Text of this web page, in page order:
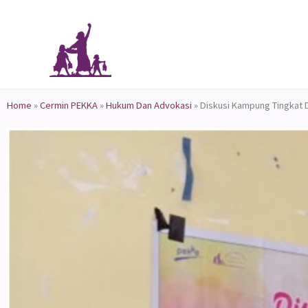
Home »Cermin PEKKA»Hukum Dan Advokasi »Diskusi Kampung Tingkat